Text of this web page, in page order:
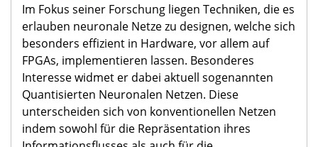
Im Fokus seiner Forschung liegen Techniken, die es
erlauben neuronale Netze zu designen, welche sich
besonders effizient in Hardware, vor allem auf
FPGAs, implementieren lassen. Besonderes
Interesse widmet er dabei aktuell sogenannten
Quantisierten Neuronalen Netzen. Diese
unterscheiden sich von konventionellen Netzen
indem sowohl für die Repräsentation ihres